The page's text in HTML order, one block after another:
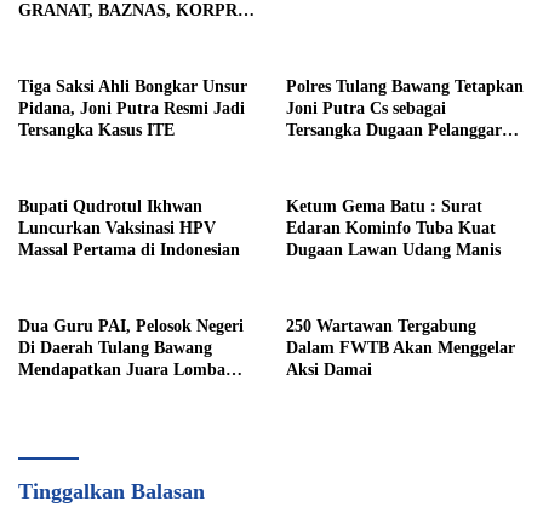
GRANAT, BAZNAS, KORPRI
Tiga Saksi Ahli Bongkar Unsur
Pidana, Joni Putra Resmi Jadi
Tersangka Kasus ITE
Polres Tulang Bawang Tetapkan
Joni Putra Cs sebagai
Tersangka Dugaan Pelanggaran
Bupati Qudrotul Ikhwan
Luncurkan Vaksinasi HPV
Massal Pertama di Indonesian
Ketum Gema Batu : Surat
Edaran Kominfo Tuba Kuat
Dugaan Lawan Udang Manis
Dua Guru PAI, Pelosok Negeri
Di Daerah Tulang Bawang
Mendapatkan Juara Lomba
250 Wartawan Tergabung
Dalam FWTB Akan Menggelar
Aksi Damai
Tinggalkan Balasan